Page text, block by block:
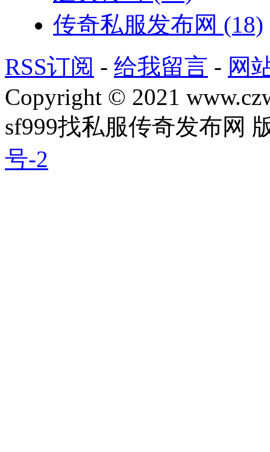
传奇私服发布网 (18)
RSS订阅 - 给我留言 - 网
Copyright © 2021
sf999找私服传奇发布网
号-2